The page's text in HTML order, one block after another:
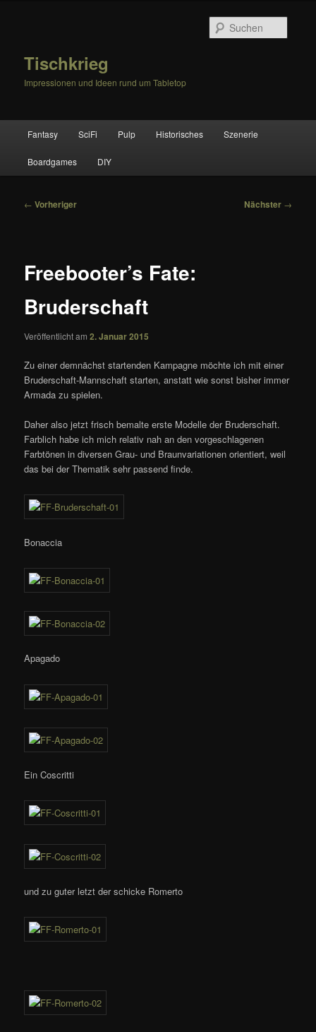
Tischkrieg
Impressionen und Ideen rund um Tabletop
Fantasy SciFi Pulp Historisches Szenerie
Boardgames DIY
Beitragsnavigation
← Vorheriger Nächster →
Freebooter’s Fate:
Bruderschaft
Veröffentlicht am2. Januar 2015
Zu einer demnächst startenden Kampagne möchte ich mit einer
Bruderschaft-Mannschaft starten, anstatt wie sonst bisher immer
Armada zu spielen.
Daher also jetzt frisch bemalte erste Modelle der Bruderschaft.
Farblich habe ich mich relativ nah an den vorgeschlagenen
Farbtönen in diversen Grau- und Braunvariationen orientiert, weil
das bei der Thematik sehr passend finde.
Bonaccia
Apagado
Ein Coscritti
und zu guter letzt der schicke Romerto